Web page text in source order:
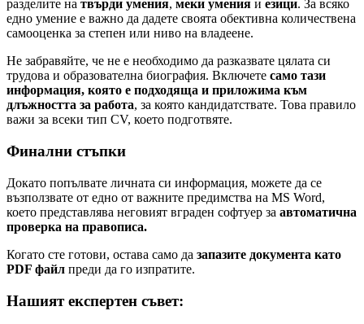
разделите на твърди умения, меки умения и езици. За всяко
едно умение е важно да дадете своята обективна количествена
самооценка за степен или ниво на владеене.
Не забравяйте, че не е необходимо да разказвате цялата си
трудова и образователна биография. Включете само тази
информация, която е подходяща и приложима към
длъжността за работа, за която кандидатствате. Това правило
важи за всеки тип CV, което подготвяте.
Финални стъпки
Докато попълвате личната си информация, можете да се
възползвате от едно от важните предимства на MS Word,
което представлява неговият вграден софтуер за автоматична
проверка на правописа.
Когато сте готови, остава само да запазите документа като
PDF файл преди да го изпратите.
Нашият експертен съвет: